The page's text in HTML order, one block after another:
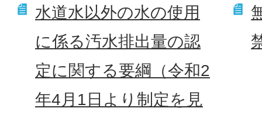
水道水以外の水の使用
に係る汚水排出量の認
定に関する要綱（令和2
年4月1日より制定を見